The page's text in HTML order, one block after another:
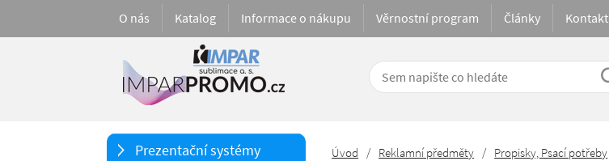
O nás Katalog Informace o nákupu Věrnostní program Články Kontakt
Prezentační systémy
Úvod / Reklamní předměty / Propisky, Psací potřeby